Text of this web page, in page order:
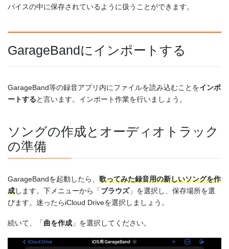
バイスの中に保存されているように扱うことができます。
GarageBandにインポートする
GarageBand等の録音アプリ内にファイルを読み込むことをインポ
ートすると言います。インポート作業を行いましょう。
ソングの作成とオーディオトラック
の準備
GarageBandを起動したら、 歌ってみた録音用の新しいソングを作
成します。下メニューから「ブラウズ」を選択し、保存場所を選
びます。迷ったらiCloud Driveを選択しましょう。
続いて、「曲を作成 」を選択してください。